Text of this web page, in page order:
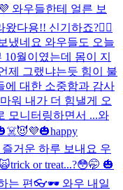
와우들한테 얼른 보
다용!! 신기하죠?👍🏻
냈네요 와우들도 오늘
월이였는데 몸이 지
제 그랬냐는듯 힘이 불
에 대한 소중함과 감사
워 내가 더 힘낼게 오
모니터링하면서 ...와
🎃happy
거운 하루 보내요 우
trick or treat...?😳🤭 🎃
는 편👓🕶 와우 내일